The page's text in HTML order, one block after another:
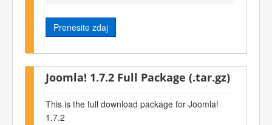
Prenesite zdaj
Joomla! 1.7.2 Full Package (.tar.gz)
This is the full download package for Joomla!
1.7.2